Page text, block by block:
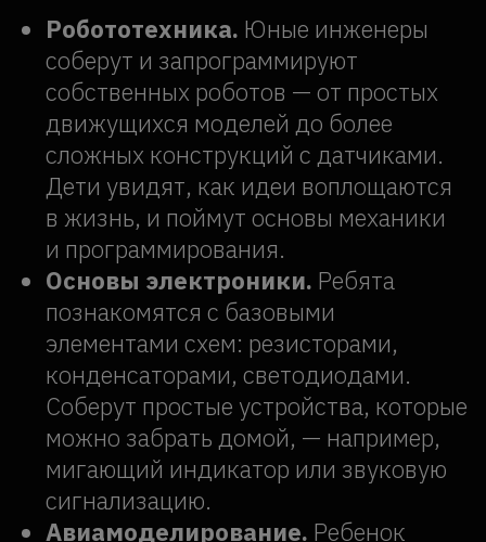
Соберут простые устройства, которые
можно забрать домой, — например,
мигающий индикатор или звуковую
сигнализацию.
Авиамоделирование.Ребенок
погрузится в увлекательный мир
летательных аппаратов. Шаг
за шагом, из подготовленных
деталей, он создаст планер. В конце
мастер‑класса модель отправится
в полет — и это станет ярким
моментом занятия, который
запомнится надолго. Опыт дает
не только технические знания,
но и радость от видимого результата
своего труда.
Инженерные головоломки
и конструкторы. Работа
с продвинутыми конструкторами
учит находить нестандартные
решения. Ребята будут собирать
модели по схемам и придумывать
собственные конструкции, развивая
инженерное мышление.